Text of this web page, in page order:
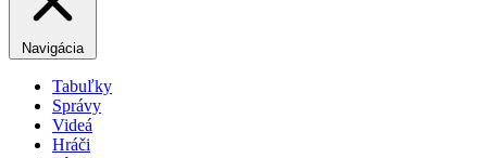
Navigácia
Tabuľky
Správy
Videá
Hráči